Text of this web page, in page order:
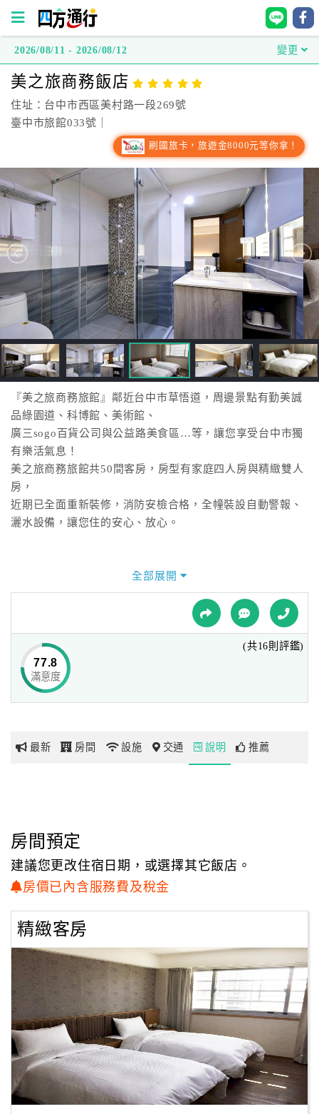
方
通
行
台
訂
房
直
接
跟
飯
店
訂
房
HOT
特
色
民
宿
球
網
玩
地
圖
顧
務
顧
客
滿
意
度
訂
2026/08/11 - 2026/08/12 變更
美之旅商務飯店
住址：台中市西區美村路一段269號
臺中市旅館033號｜
刷國旅卡，旅遊金8000元等你拿！
『美之旅商務旅館』鄰近台中市草悟道，周邊景點有勤美誠
品綠園道、科博館、美術館、
廣三sogo百貨公司與公益路美食區…等，讓您享受台中市獨
有樂活氣息！
美之旅商務旅館共50間客房，房型有家庭四人房與精緻雙人
房，
近期已全面重新裝修，消防安檢合格，全幢裝設自動警報、
灑水設備，讓您住的安心、放心。
全部展開
77.8
滿意度
(共16則評鑑)
最新 房間 設施 交通 說明 推薦
房間預定
建議您更改住宿日期，或選擇其它飯店。
房價已內含服務費及稅金
精緻客房